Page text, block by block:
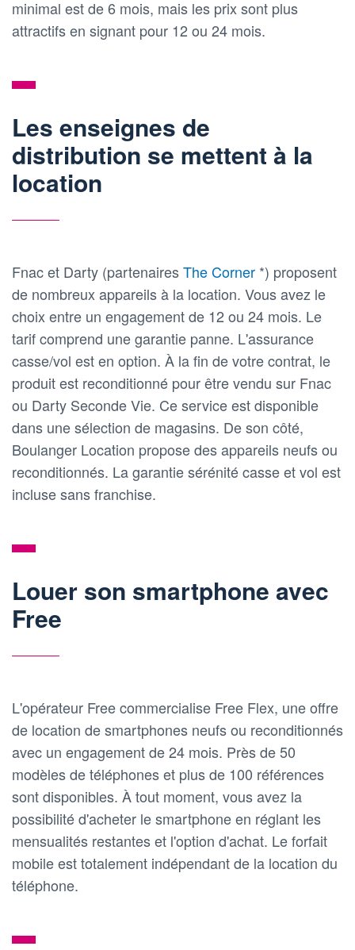
minimal est de 6 mois, mais les prix sont plus
attractifs en signant pour 12 ou 24 mois.
Les enseignes de
distribution se mettent à la
location
Fnac et Darty (partenairesThe Corner *) proposent
de nombreux appareils à la location. Vous avez le
choix entre un engagement de 12 ou 24 mois. Le
tarif comprend une garantie panne. L'assurance
casse/vol est en option. À la fin de votre contrat, le
produit est reconditionné pour être vendu sur Fnac
ou Darty Seconde Vie. Ce service est disponible
dans une sélection de magasins. De son côté,
Boulanger Location propose des appareils neufs ou
reconditionnés. La garantie sérénité casse et vol est
incluse sans franchise.
Louer son smartphone avec
Free
L'opérateur Free commercialise Free Flex, une offre
de location de smartphones neufs ou reconditionnés
avec un engagement de 24 mois. Près de 50
modèles de téléphones et plus de 100 références
sont disponibles. À tout moment, vous avez la
possibilité d'acheter le smartphone en réglant les
mensualités restantes et l'option d'achat. Le forfait
mobile est totalement indépendant de la location du
téléphone.